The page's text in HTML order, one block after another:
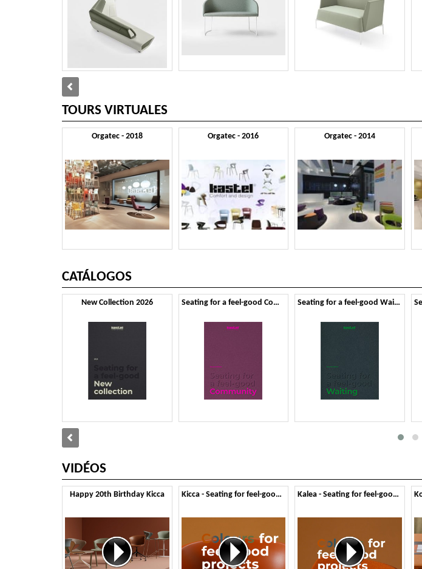
TOURS VIRTUALES
Orgatec - 2018 Orgatec - 2016 Orgatec - 2014
CATÁLOGOS
New Collection 2026 Seating for a feel-good Community - Second Edition Seating for a feel-good Waiting - Second Edition
VIDÉOS
Happy 20th Birthday Kicca Kicca - Seating for feel-good Colours Kalea - Seating for feel-good Colours